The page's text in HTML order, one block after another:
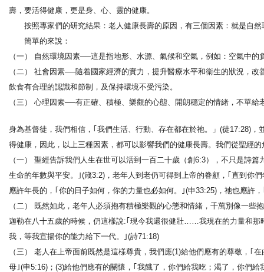
壽，要活得健康，更是身、心、靈的健康。
按照專家們的研究結果：老人健康長壽的原因，有三個因素：就是自然
簡單的來說：
（一） 自然環境因素──這是指地形、水源、氣候和空氣，例如：空氣中
（二） 社會因素──隨着國家經濟的實力，提升醫療水平和衞生的狀況，
飲食有合理的認識和節制，及保持環境不受污染。
（三） 心理因素──有正確、積極、樂觀的心態、開朗穩定的情緒，不單
身為基督徒，我們相信，｢我們生活、行動、存在都在於祂。」(徒17:28)
得健康，因此，以上三種因素，都可以影響我們的健康長壽。我們從聖經
（一） 聖經告訴我們人生在世可以活到一百二十歲（創6:3），不只是詩
生命的年數與平安。｣(箴3:2)，老年人到老仍可得到上帝的眷顧，｢直到你
應許年長的，｢你的日子如何，你的力量也必如何。｣(申33:25)，祂也應許
（二） 既然如此，老年人必須抱有積極樂觀的心態和情緒，千萬別像一
迦勒在八十五歲的時候，仍這樣說:｢現今我還很健壯……我現在的力量和那
我，等我宣揚你的能力給下一代。｣(詩71:18)
（三） 老人在上帝面前既然是這樣尊貴，我們應(1)給他們應有的尊敬，｢
母｣(申5:16)；(3)給他們應有的關懷，｢我餓了，你們給我吃；渴了，你們